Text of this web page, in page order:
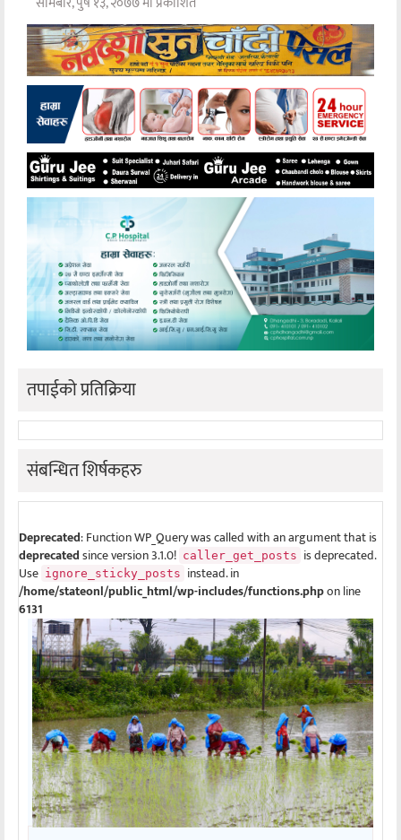
तपाईको प्रतिक्रिया
संबन्धित शिर्षकहरु
Deprecated: Function WP_Query was called with an argument that is
deprecatedsince version 3.1.0! caller_get_posts is deprecated.
Use ignore_sticky_posts instead. in
/home/stateonl/public_html/wp-includes/functions.phpon line
6131